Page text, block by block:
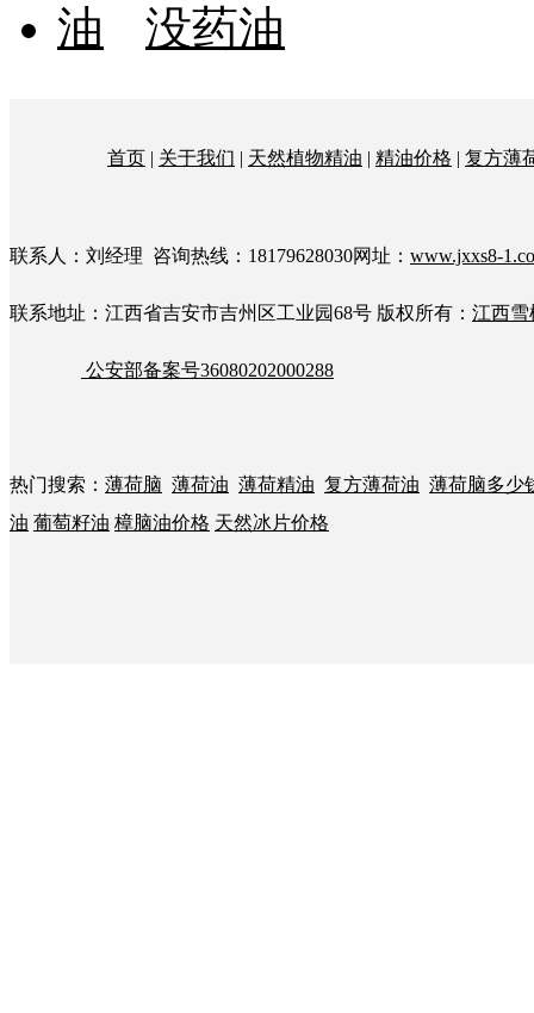
没药油
首页 | 关于我们 | 天然植物精油 | 精油价格 | 复方薄
联系人：刘经理 咨询热线：18179628030网址： www.jxxs8-
联系地址：江西省吉安市吉州区工业园68号 版权所有： 江西雪
公安部备案号36080202000288
热门搜索： 薄荷脑 薄荷油 薄荷精油 复方薄荷油 薄荷脑多少
油 葡萄籽油 樟脑油价格 天然冰片价格